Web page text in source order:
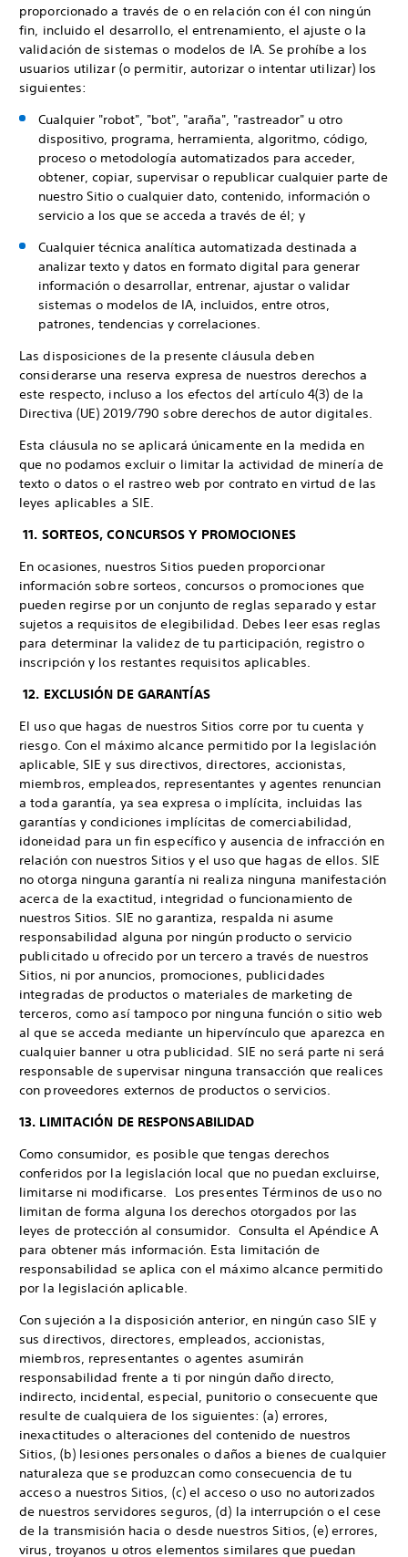
proporcionado a través de o en relación con él con ningún
fin, incluido el desarrollo, el entrenamiento, el ajuste o la
validación de sistemas o modelos de IA. Se prohíbe a los
usuarios utilizar (o permitir, autorizar o intentar utilizar) los
siguientes:
Cualquier "robot", "bot", "araña", "rastreador" u otro
dispositivo, programa, herramienta, algoritmo, código,
proceso o metodología automatizados para acceder,
obtener, copiar, supervisar o republicar cualquier parte de
nuestro Sitio o cualquier dato, contenido, información o
servicio a los que se acceda a través de él; y
Cualquier técnica analítica automatizada destinada a
analizar texto y datos en formato digital para generar
información o desarrollar, entrenar, ajustar o validar
sistemas o modelos de IA, incluidos, entre otros,
patrones, tendencias y correlaciones.
Las disposiciones de la presente cláusula deben
considerarse una reserva expresa de nuestros derechos a
este respecto, incluso a los efectos del artículo 4(3) de la
Directiva (UE) 2019/790 sobre derechos de autor digitales.
Esta cláusula no se aplicará únicamente en la medida en
que no podamos excluir o limitar la actividad de minería de
texto o datos o el rastreo web por contrato en virtud de las
leyes aplicables a SIE.
11. SORTEOS, CONCURSOS Y PROMOCIONES
En ocasiones, nuestros Sitios pueden proporcionar
información sobre sorteos, concursos o promociones que
pueden regirse por un conjunto de reglas separado y estar
sujetos a requisitos de elegibilidad. Debes leer esas reglas
para determinar la validez de tu participación, registro o
inscripción y los restantes requisitos aplicables.
12. EXCLUSIÓN DE GARANTÍAS
El uso que hagas de nuestros Sitios corre por tu cuenta y
riesgo. Con el máximo alcance permitido por la legislación
aplicable, SIE y sus directivos, directores, accionistas,
miembros, empleados, representantes y agentes renuncian
a toda garantía, ya sea expresa o implícita, incluidas las
garantías y condiciones implícitas de comerciabilidad,
idoneidad para un fin específico y ausencia de infracción en
relación con nuestros Sitios y el uso que hagas de ellos. SIE
no otorga ninguna garantía ni realiza ninguna manifestación
acerca de la exactitud, integridad o funcionamiento de
nuestros Sitios. SIE no garantiza, respalda ni asume
responsabilidad alguna por ningún producto o servicio
publicitado u ofrecido por un tercero a través de nuestros
Sitios, ni por anuncios, promociones, publicidades
integradas de productos o materiales de marketing de
terceros, como así tampoco por ninguna función o sitio web
al que se acceda mediante un hipervínculo que aparezca en
cualquier banner u otra publicidad. SIE no será parte ni será
responsable de supervisar ninguna transacción que realices
con proveedores externos de productos o servicios.
13. LIMITACIÓN DE RESPONSABILIDAD
Como consumidor, es posible que tengas derechos
conferidos por la legislación local que no puedan excluirse,
limitarse ni modificarse. Los presentes Términos de uso no
limitan de forma alguna los derechos otorgados por las
leyes de protección al consumidor. Consulta el Apéndice A
para obtener más información. Esta limitación de
responsabilidad se aplica con el máximo alcance permitido
por la legislación aplicable.
Con sujeción a la disposición anterior, en ningún caso SIE y
sus directivos, directores, empleados, accionistas,
miembros, representantes o agentes asumirán
responsabilidad frente a ti por ningún daño directo,
indirecto, incidental, especial, punitorio o consecuente que
resulte de cualquiera de los siguientes: (a) errores,
inexactitudes o alteraciones del contenido de nuestros
Sitios, (b) lesiones personales o daños a bienes de cualquier
naturaleza que se produzcan como consecuencia de tu
acceso a nuestros Sitios, (c) el acceso o uso no autorizados
de nuestros servidores seguros, (d) la interrupción o el cese
de la transmisión hacia o desde nuestros Sitios, (e) errores,
virus, troyanos u otros elementos similares que puedan